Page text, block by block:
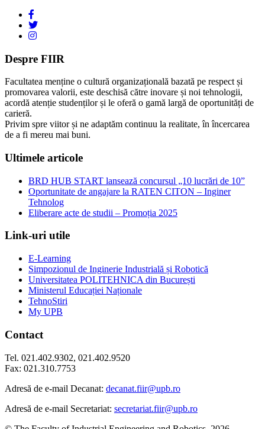
Despre FIIR
Facultatea menține o cultură organizațională bazată pe respect și
promovarea valorii, este deschisă către inovare și noi tehnologii,
acordă atenție studenților și le oferă o gamă largă de oportunități de
carieră.
Privim spre viitor și ne adaptăm continuu la realitate, în încercarea
de a fi mereu mai buni.
Ultimele articole
BRD HUB START lansează concursul „10 lucrări de 10”
Oportunitate de angajare la RATEN CITON – Inginer
Tehnolog
Eliberare acte de studii – Promoția 2025
Link-uri utile
E-Learning
Simpozionul de Inginerie Industrială și Robotică
Universitatea POLITEHNICA din București
Ministerul Educației Naționale
TehnoStiri
My UPB
Contact
Tel. 021.402.9302, 021.402.9520
Fax: 021.310.7753
Adresă de e-mail Decanat: decanat.fiir@upb.ro
Adresă de e-mail Secretariat: secretariat.fiir@upb.ro